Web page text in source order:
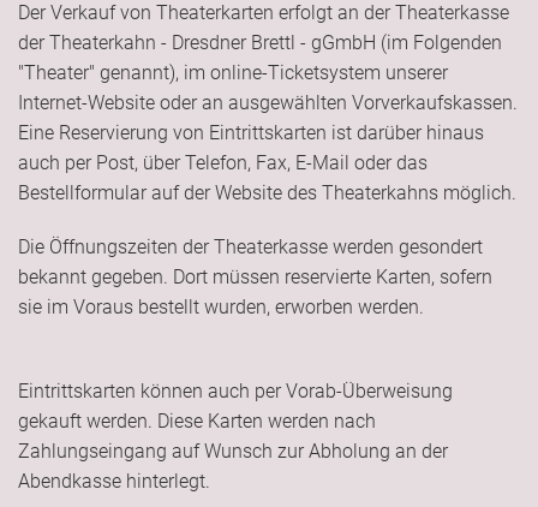
Der Verkauf von Theaterkarten erfolgt an der Theaterkasse
der Theaterkahn - Dresdner Brettl - gGmbH (im Folgenden
"Theater" genannt), im online-Ticketsystem unserer
Internet-Website oder an ausgewählten Vorverkaufskassen.
Eine Reservierung von Eintrittskarten ist darüber hinaus
auch per Post, über Telefon, Fax, E-Mail oder das
Bestellformular auf der Website des Theaterkahns möglich.
Die Öffnungszeiten der Theaterkasse werden gesondert
bekannt gegeben. Dort müssen reservierte Karten, sofern
sie im Voraus bestellt wurden, erworben werden.
Eintrittskarten können auch per Vorab-Überweisung
gekauft werden. Diese Karten werden nach
Zahlungseingang auf Wunsch zur Abholung an der
Abendkasse hinterlegt.